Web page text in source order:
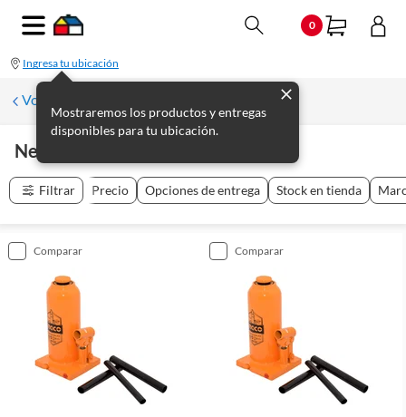
0
Ingresa tu ubicación
Mostraremos los productos y entregas
disponibles para tu ubicación.
Volver
Neumáticos Y Llantas
Filtrar Precio Opciones de entrega Stock en tienda
comparar comparar